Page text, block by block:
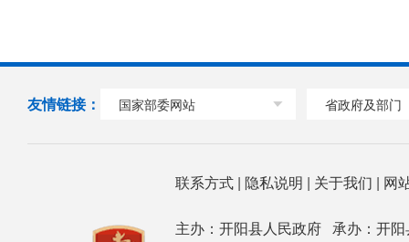
友情链接： 国家部委网站 省政府及部门
联系方式| 隐私说明 | 关于我们 | 网
主办：开阳县人民政府 承办：开